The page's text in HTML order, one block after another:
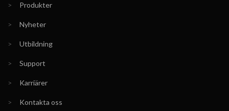
> Produkter
> Nyheter
> Utbildning
> Support
> Karriärer
> Kontakta oss